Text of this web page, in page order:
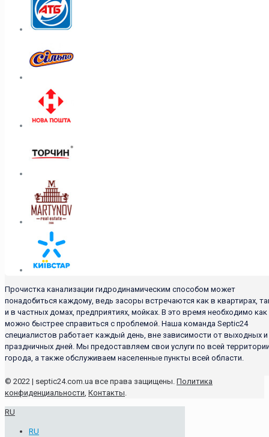
Прочистка канализации гидродинамическим способом может
понадобиться каждому, ведь засоры встречаются как в квартирах,
и в частных домах, предприятиях, мойках. В это время необходимо как
можно быстрее справиться с проблемой. Наша команда Septic24
специалистов работает каждый день, вне зависимости от выходных и
праздничных дней. Мы предоставляем свои услуги по всей
города, а также обслуживаем населенные пункты всей области.
© 2022 | septic24.com.ua все права защищены. Политика
конфиденциальности, Контакты.
RU
RU